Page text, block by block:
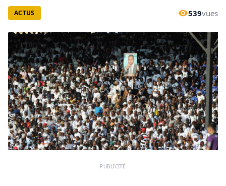
ACTUS 539vues
PUBLICITÉ